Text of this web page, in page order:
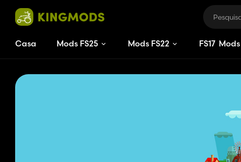
Casa Mods FS25 Mods FS22 FS17 Mods